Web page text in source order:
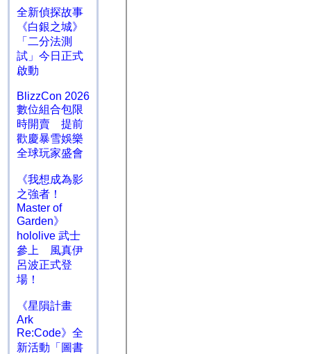
全新偵探故事
《白銀之城》
「二分法測
試」今日正式
啟動
BlizzCon 2026
數位組合包限
時開賣 提前
歡慶暴雪娛樂
全球玩家盛會
《我想成為影
之強者！
Master of
Garden》
hololive 武士
參上 風真伊
呂波正式登
場！
《星隕計畫
Ark
Re:Code》全
新活動「圖書